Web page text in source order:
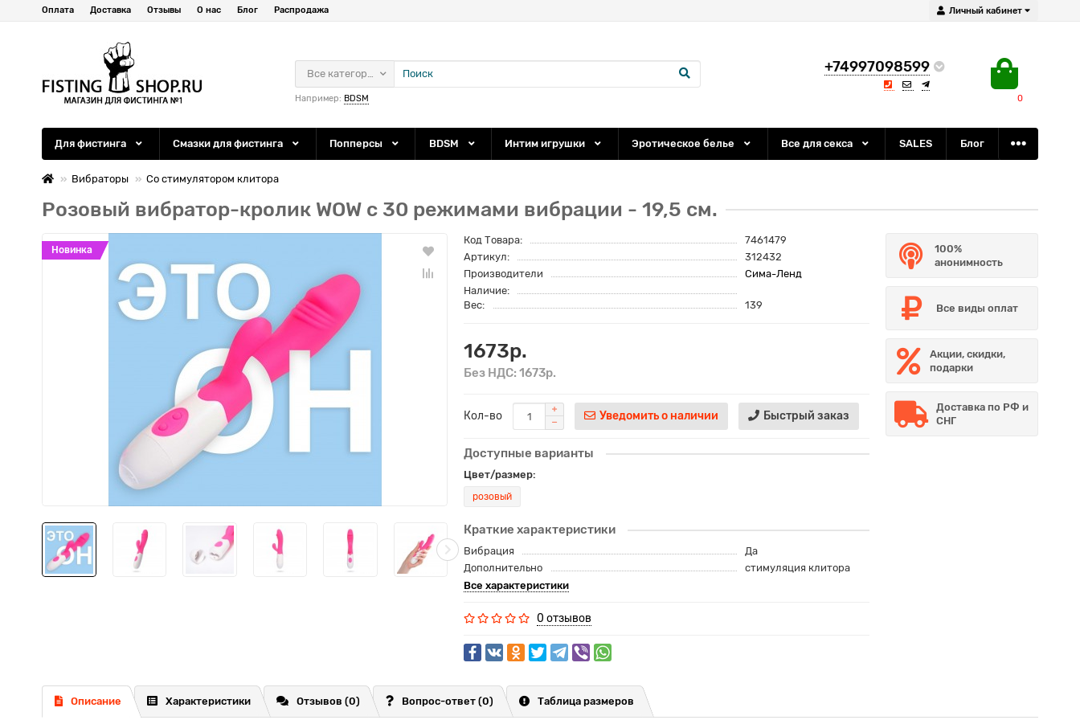
Личный кабинет
Оплата Доставка Отзывы О нас Блог Распродажа
+74997098599
0
Все категории
Например: BDSM
Для фистинга Смазки для фистинга Попперсы BDSM Интим игрушки Эротическое белье Все для секса SALES Блог
Вибраторы Со стимулятором клитора
Розовый вибратор-кролик WOW с 30 режимами вибрации - 19,5 см.
Новинка
Код Товара:
7461479
Артикул:
312432
Производители
Сима-Ленд
Наличие:
Вес:
139
1673р.
Без НДС: 1673р.
Кол-во Уведомить о наличии Быстрый заказ
Доступные варианты
Цвет/размер:
розовый
Краткие характеристики
Вибрация
Да
Дополнительно
стимуляция клитора
Все характеристики
0 отзывов
100%
анонимность
Все виды оплат
Акции, скидки,
подарки
Доставка по РФ и
СНГ
Описание Характеристики Отзывов (0) Вопрос-ответ (0) Таблица размеров